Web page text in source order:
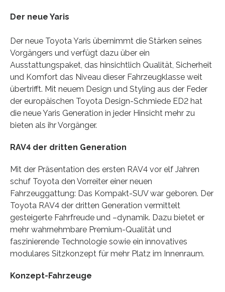
Der neue Yaris
Der neue Toyota Yaris übernimmt die Stärken seines
Vorgängers und verfügt dazu über ein
Ausstattungspaket, das hinsichtlich Qualität, Sicherheit
und Komfort das Niveau dieser Fahrzeugklasse weit
übertrifft. Mit neuem Design und Styling aus der Feder
der europäischen Toyota Design-Schmiede ED2 hat
die neue Yaris Generation in jeder Hinsicht mehr zu
bieten als ihr Vorgänger.
RAV4 der dritten Generation
Mit der Präsentation des ersten RAV4 vor elf Jahren
schuf Toyota den Vorreiter einer neuen
Fahrzeuggattung: Das Kompakt-SUV war geboren. Der
Toyota RAV4 der dritten Generation vermittelt
gesteigerte Fahrfreude und –dynamik. Dazu bietet er
mehr wahrnehmbare Premium-Qualität und
faszinierende Technologie sowie ein innovatives
modulares Sitzkonzept für mehr Platz im Innenraum.
Konzept-Fahrzeuge